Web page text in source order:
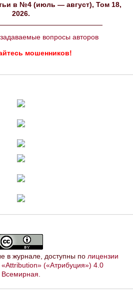
в №4 (июль — август), Том 18,
2026.
вопросы авторов
мошенников!
в журнале, доступны по лицензии
(«Атрибуция») 4.0
Всемирная